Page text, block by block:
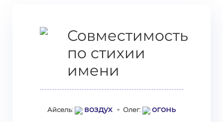
Совместимость
по стихии
имени
Айсель: воздух+ Олег: огонь